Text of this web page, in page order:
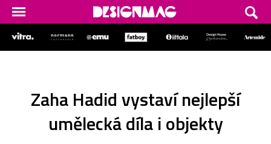
Zaha Hadid vystaví nejlepší
umělecká díla i objekty